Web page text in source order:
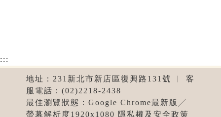
:::
地址：231新北市新店區復興路131號 ︱ 客
服電話：(02)2218-2438
最佳瀏覽狀態：Google Chrome最新版╱
螢幕解析度1920x1080 隱私權及安全政策